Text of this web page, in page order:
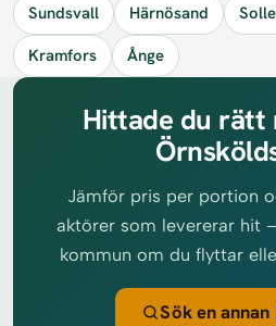
Sundsvall Härnösand
Kramfors
Ånge
Hittade du rätt
Jämför pris per portion
aktörer som levererar hit
kommun om du flyttar
Sök en